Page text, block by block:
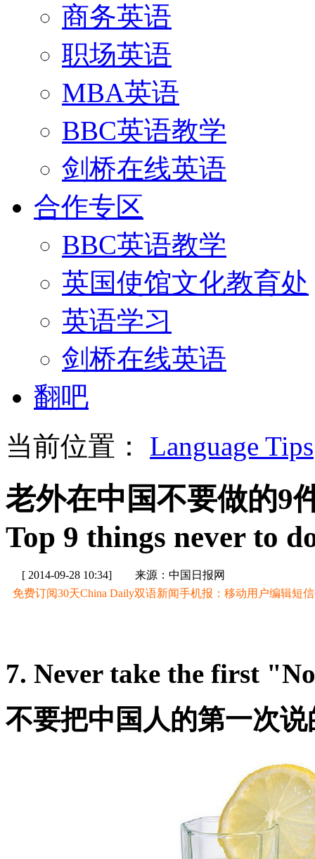
商务英语
职场英语
MBA英语
BBC英语教学
剑桥在线英语
合作专区
BBC英语教学
英国使馆文化教育处
英语学习
剑桥在线英语
翻吧
当前位置： Language Tips
老外在中国不要做的9
Top 9 things never to
[ 2014-09-28 10:34]
来源：中国日报网
免费订阅30天China Daily双语新闻手机报：移动用户编辑短信
7. Never take the first
不要把中国人的第一次